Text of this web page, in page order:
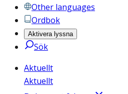
Other languages
Ordbok
Aktivera lyssna
Sök
Aktuellt
Aktuellt